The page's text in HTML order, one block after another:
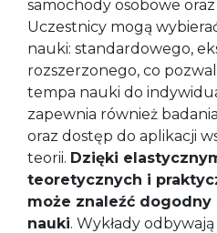
samochody osobowe
Uczestnicy mogą
nauki: standardowego,
rozszerzonego, co
tempa nauki do
zapewnia również
oraz dostęp do aplikacji
teorii. Dzięki
teoretycznych i
może znaleźć
nauki. Wykłady